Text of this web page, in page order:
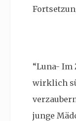
“Luna- Im
wirklich
junge